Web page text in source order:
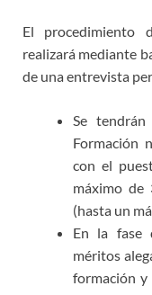
El procedimiento
realizará mediante
de una entrevista
Se
Formación
con el
máximo de
(hasta un
En la fase
méritos
formación y